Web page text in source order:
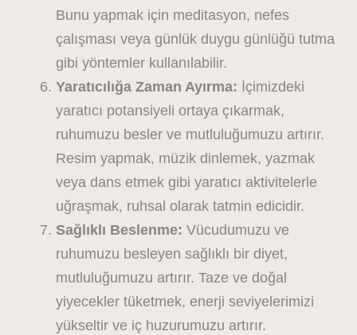
Bunu yapmak için meditasyon, nefes
çalışması veya günlük duygu günlüğü tutma
gibi yöntemler kullanılabilir.
Yaratıcılığa Zaman Ayırma: İçimizdeki
yaratıcı potansiyeli ortaya çıkarmak,
ruhumuzu besler ve mutluluğumuzu artırır.
Resim yapmak, müzik dinlemek, yazmak
veya dans etmek gibi yaratıcı aktivitelerle
uğraşmak, ruhsal olarak tatmin edicidir.
Sağlıklı Beslenme: Vücudumuzu ve
ruhumuzu besleyen sağlıklı bir diyet,
mutluluğumuzu artırır. Taze ve doğal
yiyecekler tüketmek, enerji seviyelerimizi
yükseltir ve iç huzurumuzu artırır.